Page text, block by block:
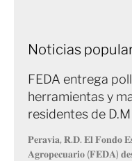
Noticias
FEDA entrega
herramientas y
residentes de
𝐏𝐞𝐫𝐚𝐯𝐢𝐚, 𝐑.𝐃. 𝐄𝐥 𝐅𝐨𝐧𝐝𝐨
𝐀𝐠𝐫𝐨𝐩𝐞𝐜𝐮𝐚𝐫𝐢𝐨 (𝐅𝐄𝐃𝐀)